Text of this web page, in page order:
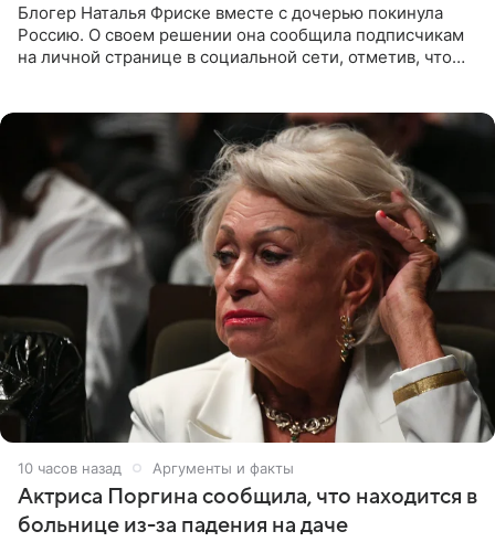
Блогер Наталья Фриске вместе с дочерью покинула
Россию. О своем решении она сообщила подписчикам
на личной странице в социальной сети, отметив, что
10 часов назад Аргументы и факты
Актриса Поргина сообщила, что находится в
больнице из-за падения на даче